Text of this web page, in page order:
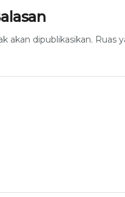
akan dipublikasikan. Ruas